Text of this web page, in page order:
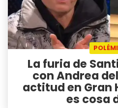
La furia de
con Andrea
actitud en Gran
es cosa